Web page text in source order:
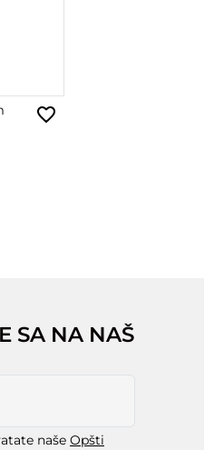
SA NA NAŠ
naše Opšti